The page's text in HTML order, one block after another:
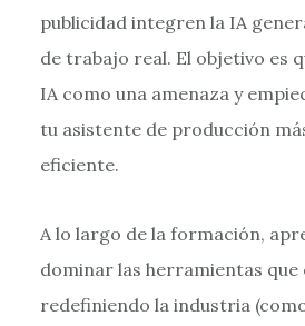
publicidad integren la IA
de trabajo real. El objetivo es
IA como una amenaza y
tu asistente de producción
eficiente.
A lo largo de la formación,
dominar las herramientas que
redefiniendo la industria